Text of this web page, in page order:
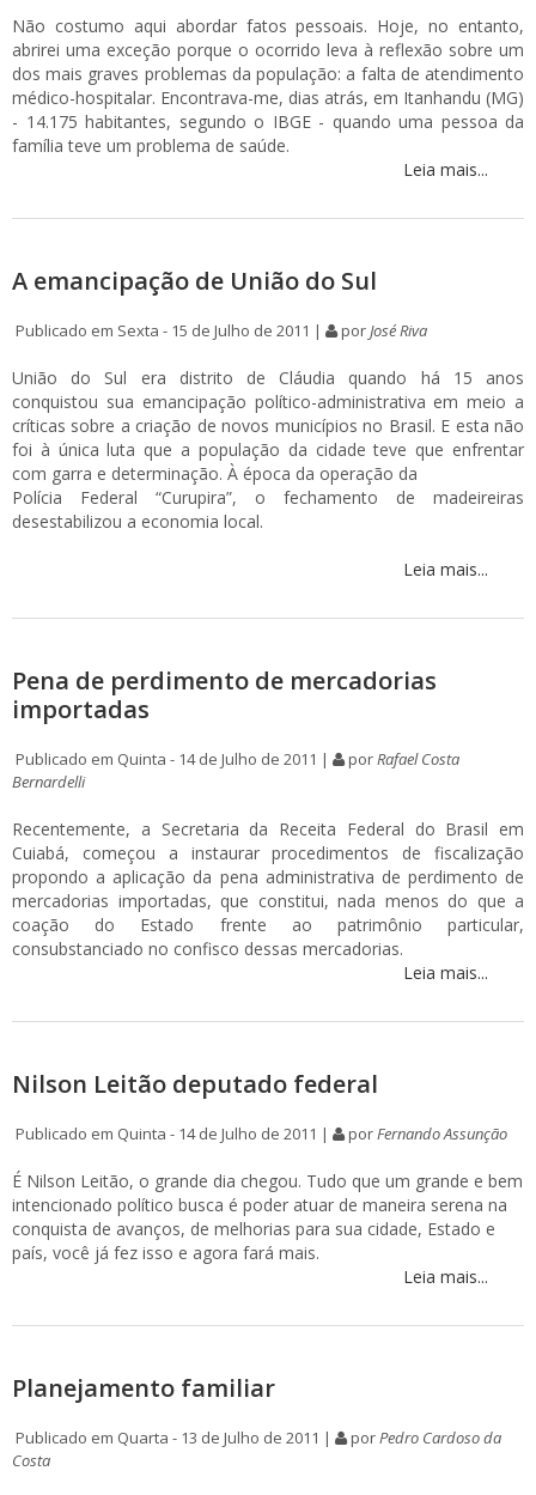
Não costumo aqui abordar fatos pessoais. Hoje, no entanto,
abrirei uma exceção porque o ocorrido leva à reflexão sobre um
dos mais graves problemas da população: a falta de atendimento
médico-hospitalar. Encontrava-me, dias atrás, em Itanhandu (MG)
- 14.175 habitantes, segundo o IBGE - quando uma pessoa da
família teve um problema de saúde.
Leia mais...
A emancipação de União do Sul
Publicado em Sexta - 15 de Julho de 2011 | porJosé Riva
União do Sul era distrito de Cláudia quando há 15 anos
conquistou sua emancipação político-administrativa em meio a
críticas sobre a criação de novos municípios no Brasil. E esta não
foi à única luta que a população da cidade teve que enfrentar
com garra e determinação. À época da operação da
Polícia Federal “Curupira”, o fechamento de madeireiras
desestabilizou a economia local.
Leia mais...
Pena de perdimento de mercadorias
importadas
Publicado em Quinta - 14 de Julho de 2011 | porRafael Costa
Bernardelli
Recentemente, a Secretaria da Receita Federal do Brasil em
Cuiabá, começou a instaurar procedimentos de fiscalização
propondo a aplicação da pena administrativa de perdimento de
mercadorias importadas, que constitui, nada menos do que a
coação do Estado frente ao patrimônio particular,
consubstanciado no confisco dessas mercadorias.
Leia mais...
Nilson Leitão deputado federal
Publicado em Quinta - 14 de Julho de 2011 | porFernando Assunção
É Nilson Leitão, o grande dia chegou. Tudo que um grande e bem
intencionado político busca é poder atuar de maneira serena na
conquista de avanços, de melhorias para sua cidade, Estado e
país, você já fez isso e agora fará mais.
Leia mais...
Planejamento familiar
Publicado em Quarta - 13 de Julho de 2011 | porPedro Cardoso da
Costa